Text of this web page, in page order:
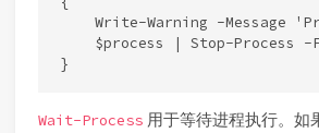
Write-Warning -Message
$process | Stop-Process -
Wait-Process 用于等待进程执行。如